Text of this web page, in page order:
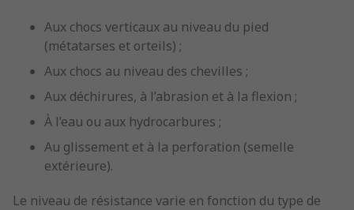
Aux chocs verticaux au niveau du pied
(métatarses et orteils) ;
Aux chocs au niveau des chevilles ;
Aux déchirures, à l’abrasion et à la flexion ;
À l’eau ou aux hydrocarbures ;
Au glissement et à la perforation (semelle
extérieure).
Le niveau de résistance varie en fonction du type de